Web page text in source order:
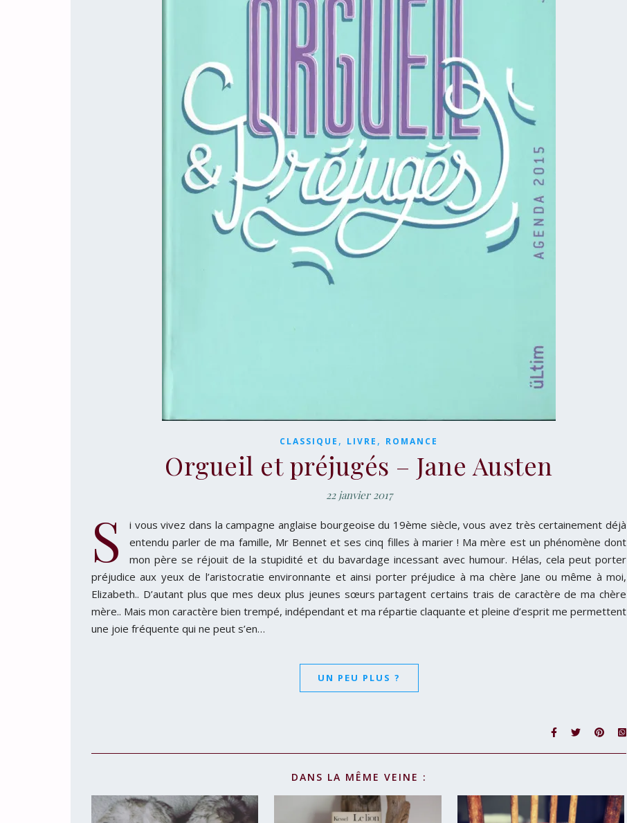
CLASSIQUE , LIVRE , ROMANCE
Orgueil et préjugés – Jane Austen
22 janvier 2017
S
i vous vivez dans la campagne anglaise bourgeoise du 19ème siècle, vous avez très certainement déjà
entendu parler de ma famille, Mr Bennet et ses cinq filles à marier ! Ma mère est un phénomène dont
mon père se réjouit de la stupidité et du bavardage incessant avec humour. Hélas, cela peut porter
préjudice aux yeux de l’aristocratie environnante et ainsi porter préjudice à ma chère Jane ou même à moi,
Elizabeth.. D’autant plus que mes deux plus jeunes sœurs partagent certains trais de caractère de ma chère
mère.. Mais mon caractère bien trempé, indépendant et ma répartie claquante et pleine d’esprit me permettent
une joie fréquente qui ne peut s’en…
UN PEU PLUS ?
DANS LA MÊME VEINE :